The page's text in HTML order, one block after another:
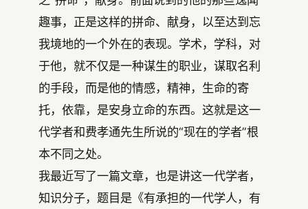
趣事，正是这样的拼命、献身，以至达到忘
我境地的一个外在的表现。学术，学科，对
于他，就不仅是一种谋生的职业，谋取名利
的手段，而是他的情感，精神，生命的寄
托，依靠，是安身立命的东西。这就是这一
代学者和费孝通先生所说的“现在的学者”根
本不同之处。
我最近写了一篇文章，也是讲这一代学者，
知识分子，题目是《有承担的一代学人，有